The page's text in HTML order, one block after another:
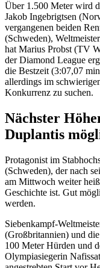
Über 1.500 Meter wird
Jakob Ingebrigtsen
vergangenen beiden
(Schweden),
hat Marius Probst (TV
der Diamond League
die Bestzeit (3:07,07
allerdings im
Konkurrenz zu suchen.
Nächster
Duplantis
Protagonist im
(Schweden), der nach
am Mittwoch weiter
Geschichte ist. Gut
werden.
Siebenkampf-
(Großbritannien) und
100 Meter Hürden und
Olympiasiegerin